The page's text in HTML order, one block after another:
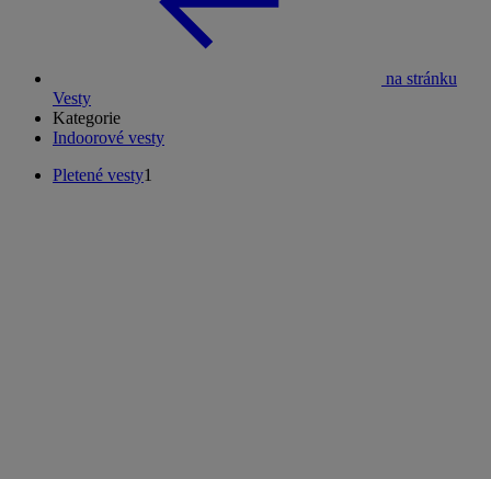
na stránku
Vesty
Kategorie
Indoorové vesty
Pletené vesty1